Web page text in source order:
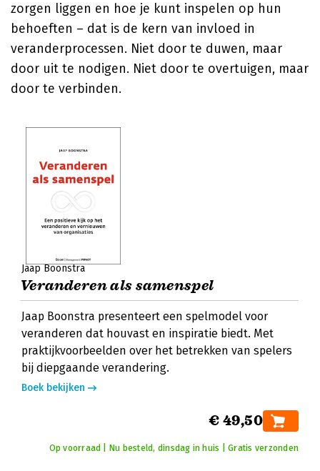
zorgen liggen en hoe je kunt inspelen op hun
behoeften – dat is de kern van invloed in
veranderprocessen. Niet door te duwen, maar
door uit te nodigen. Niet door te overtuigen, maar
door te verbinden.
Jaap Boonstra
Veranderen als samenspel
Jaap Boonstra presenteert een spelmodel voor
veranderen dat houvast en inspiratie biedt. Met
praktijkvoorbeelden over het betrekken van spelers
bij diepgaande verandering.
Boek bekijken
€ 49,50
Op voorraad | Nu besteld, dinsdag in huis | Gratis verzonden